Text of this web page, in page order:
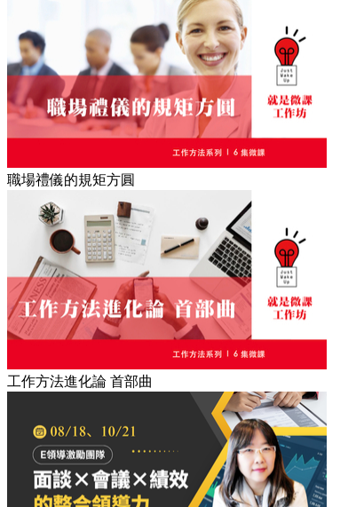
職場禮儀的規矩方圓
工作方法進化論 首部曲